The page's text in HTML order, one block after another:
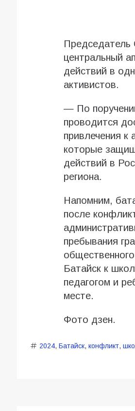
Председатель
центральный
действий в
активистов.
— По
проводится
привлечения к
которые
действий в
региона.
Напомним,
после
пребывания
Батайск к
педагогом и
месте.
Фото дзен.
2024, Батайск, конфликт,